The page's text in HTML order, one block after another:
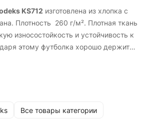
KS712 изготовлена из хлопка с
Плотность 260 г/м². Плотная ткань
износостойкость и устойчивость к
этому футболка хорошо держит
при ежедневной носке.
Все товары категории